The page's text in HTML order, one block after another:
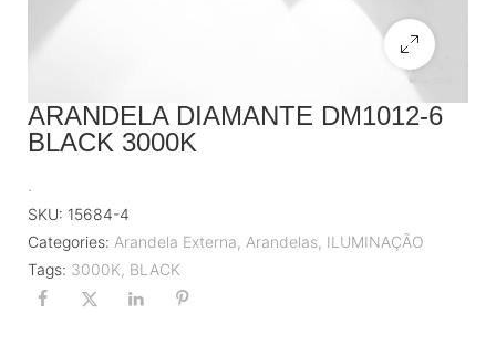
ARANDELA DIAMANTE DM1012-6
BLACK 3000K
.
SKU: 15684-4
Categories: Arandela Externa, Arandelas, ILUMINAÇÃO
Tags: 3000K, BLACK